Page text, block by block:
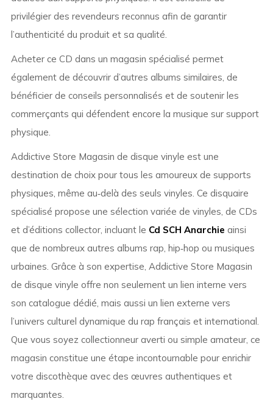
privilégier des revendeurs reconnus afin de garantir
l’authenticité du produit et sa qualité.
Acheter ce CD dans un magasin spécialisé permet
également de découvrir d’autres albums similaires, de
bénéficier de conseils personnalisés et de soutenir les
commerçants qui défendent encore la musique sur support
physique.
Addictive Store Magasin de disque vinyle est une
destination de choix pour tous les amoureux de supports
physiques, même au‑delà des seuls vinyles. Ce disquaire
spécialisé propose une sélection variée de vinyles, de CDs
et d’éditions collector, incluant le Cd SCH Anarchie ainsi
que de nombreux autres albums rap, hip‑hop ou musiques
urbaines. Grâce à son expertise, Addictive Store Magasin
de disque vinyle offre non seulement un lien interne vers
son catalogue dédié, mais aussi un lien externe vers
l’univers culturel dynamique du rap français et international.
Que vous soyez collectionneur averti ou simple amateur, ce
magasin constitue une étape incontournable pour enrichir
votre discothèque avec des œuvres authentiques et
marquantes.